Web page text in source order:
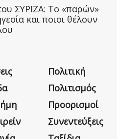
ΣΥΡΙΖΑ: Το «παρών»
και ποιοι θέλουν
Πολιτική
Πολιτισμός
Προορισμοί
Συνεντεύξεις